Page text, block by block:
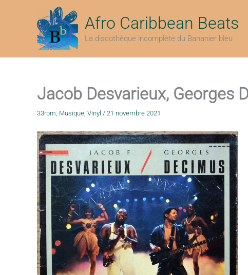
Afro Caribbean Beats
La discothèque incomplète du Bananier bleu
Jacob Desvarieux, Georges
33rpm, Musique, Vinyl / 21 novembre 2021